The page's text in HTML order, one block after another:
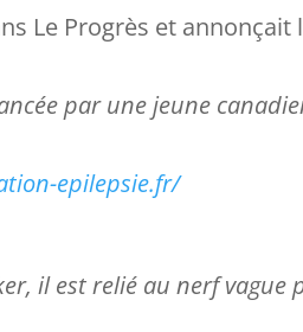
Le Progrès et annonçait
par une jeune
epilepsie.fr/
il est relié au nerf vague